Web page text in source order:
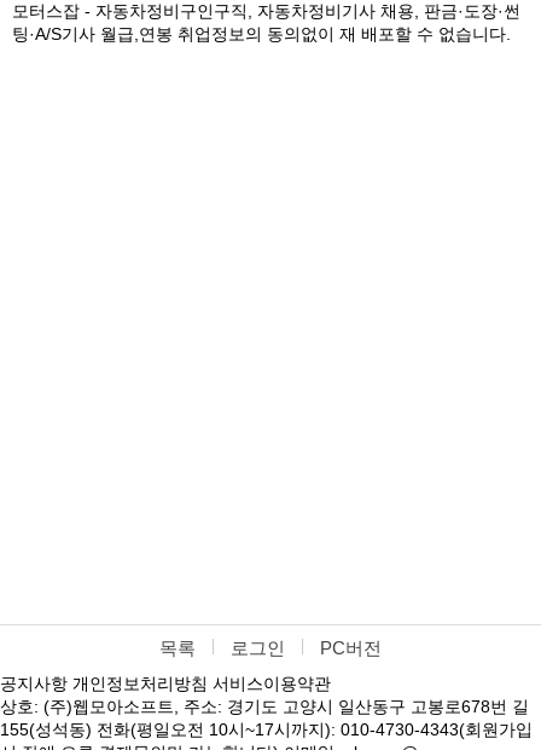
모터스잡 - 자동차정비구인구직, 자동차정비기사 채용, 판금·도장·썬
팅·A/S기사 월급,연봉 취업정보의 동의없이 재 배포할 수 없습니다.
목록 로그인 PC버전
공지사항 개인정보처리방침 서비스이용약관
상호: (주)웹모아소프트, 주소: 경기도 고양시 일산동구 고봉로678번 길
155(성석동) 전화(평일오전 10시~17시까지): 010-4730-4343(회원가입